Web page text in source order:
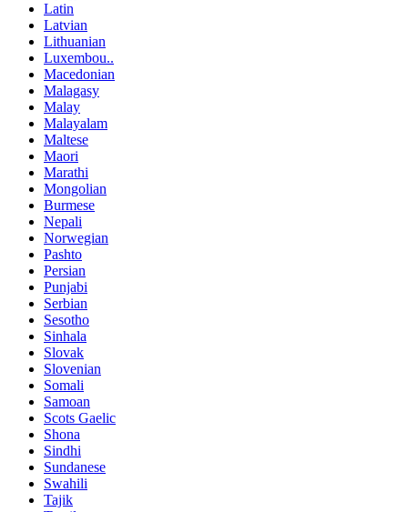
Latin
Latvian
Lithuanian
Luxembou..
Macedonian
Malagasy
Malay
Malayalam
Maltese
Maori
Marathi
Mongolian
Burmese
Nepali
Norwegian
Pashto
Persian
Punjabi
Serbian
Sesotho
Sinhala
Slovak
Slovenian
Somali
Samoan
Scots Gaelic
Shona
Sindhi
Sundanese
Swahili
Tajik